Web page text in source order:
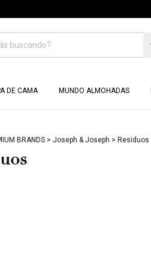
DE CAMA MUNDO ALMOHADAS
BRANDS > Joseph & Joseph > Residuos